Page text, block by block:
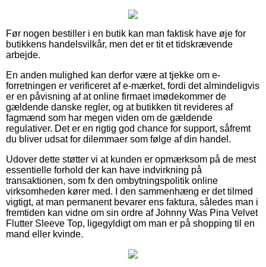
Før nogen bestiller i en butik kan man faktisk have øje for
butikkens handelsvilkår, men det er tit et tidskrævende
arbejde.
En anden mulighed kan derfor være at tjekke om e-
forretningen er verificeret af e-mærket, fordi det almindeligvis
er en påvisning af at online firmaet imødekommer de
gældende danske regler, og at butikken tit revideres af
fagmænd som har megen viden om de gældende
regulativer. Det er en rigtig god chance for support, såfremt
du bliver udsat for dilemmaer som følge af din handel.
Udover dette støtter vi at kunden er opmærksom på de mest
essentielle forhold der kan have indvirkning på
transaktionen, som fx den ombytningspolitik online
virksomheden kører med. I den sammenhæng er det tilmed
vigtigt, at man permanent bevarer ens faktura, således man i
fremtiden kan vidne om sin ordre af Johnny Was Pina Velvet
Flutter Sleeve Top, ligegyldigt om man er på shopping til en
mand eller kvinde.